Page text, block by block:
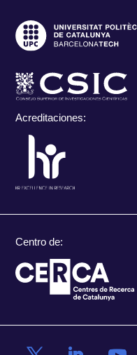
Acreditaciones:
Centro de: